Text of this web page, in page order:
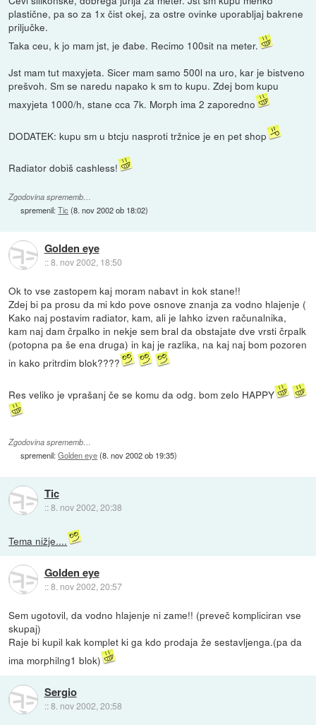
plastične, pa so za 1x čist okej, za ostre ovinke uporabljaj bakrene
priljučke.
Taka ceu, k jo mam jst, je đabe. Recimo 100sit na meter.
Jst mam tut maxyjeta. Sicer mam samo 500l na uro, kar je bistveno
prešvoh. Sm se naredu napako k sm to kupu. Zdej bom kupu
maxyjeta 1000/h, stane cca 7k. Morph ima 2 zaporedno
DODATEK: kupu sm u btcju nasproti tržnice je en pet shop
Radiator dobiš cashless!
Zgodovina sprememb…
spremenil:Tic (8. nov 2002 ob 18:02)
Golden eye
::8. nov 2002, 18:50
Ok to vse zastopem kaj moram nabavt in kok stane!!
Zdej bi pa prosu da mi kdo pove osnove znanja za vodno hlajenje (
Kako naj postavim radiator, kam, ali je lahko izven računalnika,
kam naj dam črpalko in nekje sem bral da obstajate dve vrsti črpalk
(potopna pa še ena druga) in kaj je razlika, na kaj naj bom pozoren
in kako pritrdim blok????
Res veliko je vprašanj če se komu da odg. bom zelo HAPPY
Zgodovina sprememb…
spremenil:Golden eye(8. nov 2002 ob 19:35)
Tic
::8. nov 2002, 20:38
Tema nižje....
Golden eye
::8. nov 2002, 20:57
Sem ugotovil, da vodno hlajenje ni zame!! (preveč kompliciran vse
skupaj)
Raje bi kupil kak komplet ki ga kdo prodaja že sestavljenga.(pa da
ima morphilng1 blok)
Sergio
::8. nov 2002, 20:58